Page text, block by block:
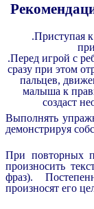
.Приступая
.Перед игрой с
сразу при этом
пальцев,
малыша к
создаст
Выполнять
демонстрируя
При повторных
произносить
фраз).
произносят его